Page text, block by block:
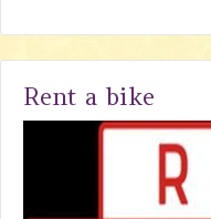
Rent a bike